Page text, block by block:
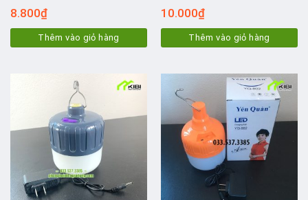
8.800₫
Thêm vào giỏ hàng
10.000₫
Thêm vào giỏ hàng